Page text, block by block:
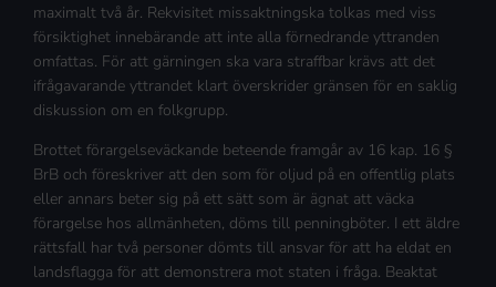
maximalt två år. Rekvisitet missaktningska tolkas med viss
försiktighet innebärande att inte alla förnedrande yttranden
omfattas. För att gärningen ska vara straffbar krävs att det
ifrågavarande yttrandet klart överskrider gränsen för en saklig
diskussion om en folkgrupp.
Brottet förargelseväckande beteende framgår av 16 kap. 16 §
BrB och föreskriver att den som för oljud på en offentlig plats
eller annars beter sig på ett sätt som är ägnat att väcka
förargelse hos allmänheten, döms till penningböter. I ett äldre
rättsfall har två personer dömts till ansvar för att ha eldat en
landsflagga för att demonstrera mot staten i fråga. Beaktat